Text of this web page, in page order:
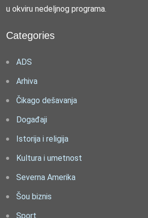
u okviru nedeljnog programa.
Categories
ADS
Arhiva
Čikago dešavanja
Događaji
Istorija i religija
Kultura i umetnost
Severna Amerika
Šou biznis
Sport